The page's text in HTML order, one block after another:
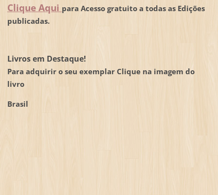
Clique Aqui para Acesso gratuito a todas as Edições
publicadas.
Livros em Destaque!
Para adquirir o seu exemplar Clique na imagem do
livro
Brasil